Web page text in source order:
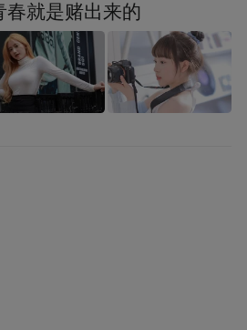
春就是赌出来的